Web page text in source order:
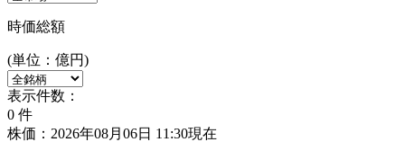
時価総額
(単位：億円)
表示件数：
0 件
株価：2026年08月06日 11:30現在